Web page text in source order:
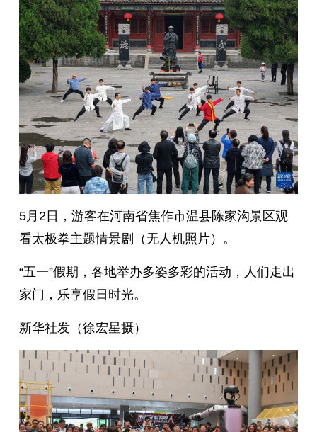
5月2日，游客在河南省焦作市温县陈家沟景区观
看太极拳主题情景剧（无人机照片）。
“五一”假期，各地举办多姿多彩的活动，人们走出
家门，乐享假日时光。
新华社发（徐宏星摄）